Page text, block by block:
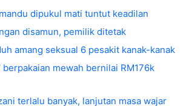
dipukul mati tuntut keadilan
disamun, pemilik ditetak
amang seksual 6 pesakit kanak-kanak
berpakaian mewah bernilai RM176k
terlalu banyak, lanjutan masa wajar